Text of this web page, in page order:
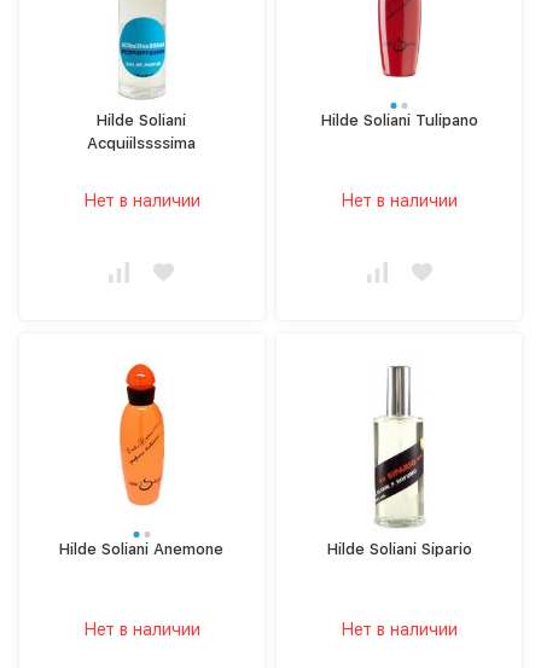
Hilde Soliani
Acquiilssssima
Нет в наличии
Hilde Soliani Tulipano
Нет в наличии
Hilde Soliani Anemone
Нет в наличии
Hilde Soliani Sipario
Нет в наличии